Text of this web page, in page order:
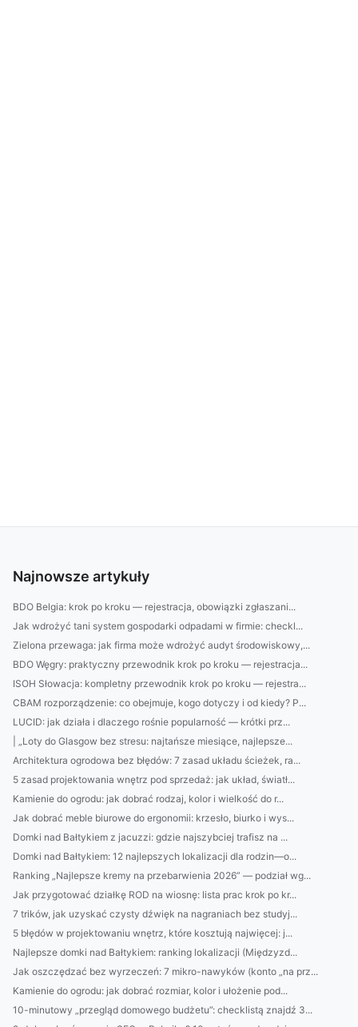
Najnowsze artykuły
BDO Belgia: krok po kroku — rejestracja, obowiązki zgłaszani...
Jak wdrożyć tani system gospodarki odpadami w firmie: checkl...
Zielona przewaga: jak firma może wdrożyć audyt środowiskowy,...
BDO Węgry: praktyczny przewodnik krok po kroku — rejestracja...
ISOH Słowacja: kompletny przewodnik krok po kroku — rejestra...
CBAM rozporządzenie: co obejmuje, kogo dotyczy i od kiedy? P...
LUCID: jak działa i dlaczego rośnie popularność — krótki prz...
| „Loty do Glasgow bez stresu: najtańsze miesiące, najlepsze...
Architektura ogrodowa bez błędów: 7 zasad układu ścieżek, ra...
5 zasad projektowania wnętrz pod sprzedaż: jak układ, światł...
Kamienie do ogrodu: jak dobrać rodzaj, kolor i wielkość do r...
Jak dobrać meble biurowe do ergonomii: krzesło, biurko i wys...
Domki nad Bałtykiem z jacuzzi: gdzie najszybciej trafisz na ...
Domki nad Bałtykiem: 12 najlepszych lokalizacji dla rodzin—o...
Ranking „Najlepsze kremy na przebarwienia 2026” — podział wg...
Jak przygotować działkę ROD na wiosnę: lista prac krok po kr...
7 trików, jak uzyskać czysty dźwięk na nagraniach bez studyj...
5 błędów w projektowaniu wnętrz, które kosztują najwięcej: j...
Najlepsze domki nad Bałtykiem: ranking lokalizacji (Międzyzd...
Jak oszczędzać bez wyrzeczeń: 7 mikro-nawyków (konto „na prz...
Kamienie do ogrodu: jak dobrać rozmiar, kolor i ułożenie pod...
10-minutowy „przegląd domowego budżetu”: checklistą znajdź 3...